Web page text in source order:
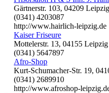
Gärtnerstr. 103, 04209 Leipzig
(0341) 4203087
http://www.hairlich-leipzig.de
Kaiser Friseure
Mottelerstr. 13, 04155 Leipzig
(0341) 5647897
Afro-Shop
Kurt-Schumacher-Str. 19,
(0341) 2689910
http://www.afroshop-